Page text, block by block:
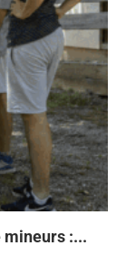
mineurs :...